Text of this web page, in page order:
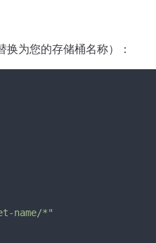
换为您的存储桶名称）：
name/*"